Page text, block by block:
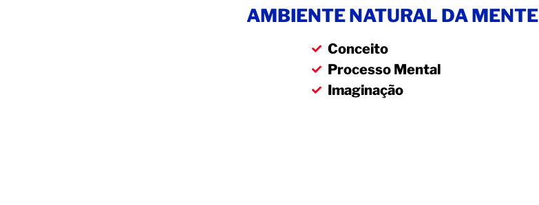
AMBIENTE NATURAL DA MENTE
Conceito
Processo Mental
Imaginação